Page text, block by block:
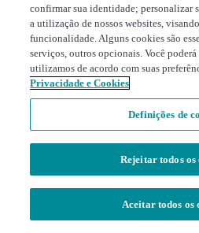
confirmar sua identidade; personalizar
a utilização de nossos websites,
funcionalidade. Alguns cookies são
serviços, outros opcionais. Você
utilizamos de acordo com suas
Privacidade e Cookies
Definições de
Rejeitar todos os
Aceitar todos os